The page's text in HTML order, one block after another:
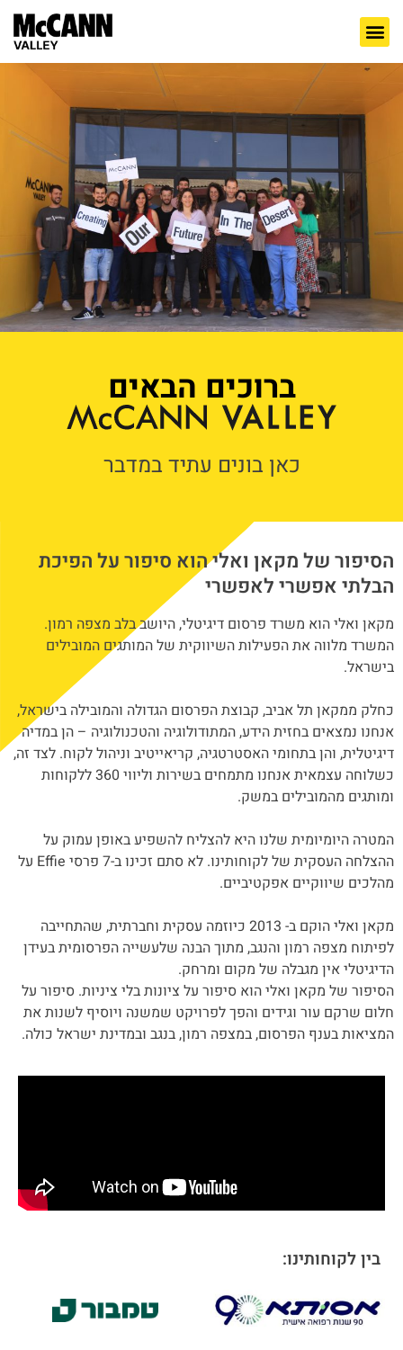
ברוכים הבאים
כאן בונים עתיד במדבר
הסיפור של מקאן ואלי הוא סיפור על הפיכת
הבלתי אפשרי לאפשרי
מקאן ואלי הוא משרד פרסום דיגיטלי, היושב בלב מצפה רמון.
המשרד מלווה את הפעילות השיווקית של המותגים המובילים
בישראל.
כחלק ממקאן תל אביב, קבוצת הפרסום הגדולה והמובילה בישראל,
אנחנו נמצאים בחזית הידע, המתודולוגיה והטכנולוגיה – הן במדיה
דיגיטלית, והן בתחומי האסטרטגיה, קריאייטיב וניהול לקוח. לצד זה,
כשלוחה עצמאית אנחנו מתמחים בשירות וליווי 360 ללקוחות
ומותגים מהמובילים במשק.
המטרה היומיומית שלנו היא להצליח להשפיע באופן עמוק על
ההצלחה העסקית של לקוחותינו. לא סתם זכינו ב-7 פרסי Effie על
מהלכים שיווקיים אפקטיביים.
מקאן ואלי הוקם ב- 2013 כיוזמה עסקית וחברתית, שהתחייבה
לפיתוח מצפה רמון והנגב, מתוך הבנה שלעשייה הפרסומית בעידן
הדיגיטלי אין מגבלה של מקום ומרחק.
הסיפור של מקאן ואלי הוא סיפור על ציונות בלי ציניות. סיפור על
חלום שרקם עור וגידים והפך לפרויקט שמשנה ויוסיף לשנות את
המציאות בענף הפרסום, במצפה רמון, בנגב ובמדינת ישראל כולה.
בין לקוחותינו: